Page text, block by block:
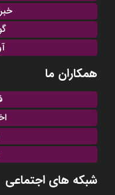
همکاران ما
شبکه های اجتماعی